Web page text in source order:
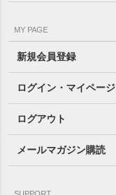
MY PAGE
新規会員登録
ログイン・マイページ
ログアウト
メールマガジン購読